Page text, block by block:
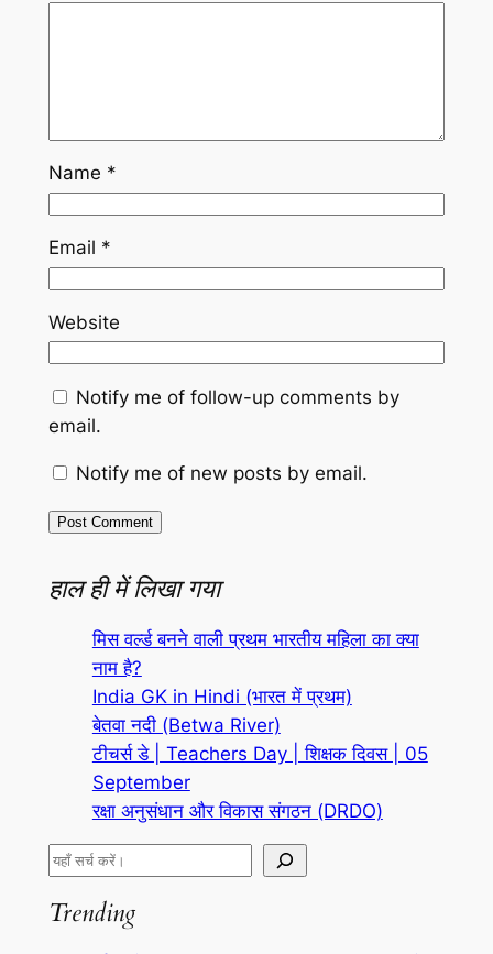
Name *
Email *
Website
Notify me of follow-up comments by
email.
Notify me of new posts by email.
हाल ही में लिखा गया
मिस वर्ल्ड बनने वाली प्रथम भारतीय महिला का क्या
नाम है?
India GK in Hindi (भारत में प्रथम)
बेतवा नदी (Betwa River)
टीचर्स डे | Teachers Day | शिक्षक दिवस | 05
September
रक्षा अनुसंधान और विकास संगठन (DRDO)
S
a
Trending